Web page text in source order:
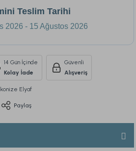
Teslim Tarihi
2026 - 15 Ağustos 2026
14 Gün İçinde
Kolay İade
Güvenli
Alışveriş
Elyaf
Paylaş